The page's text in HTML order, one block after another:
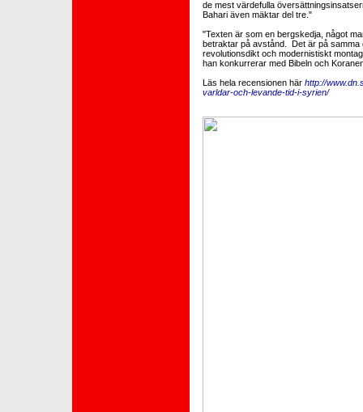
de mest värdefulla
Bahari även mäktar del tre."
"Texten är som en bergskedja, något
betraktar på avstånd. Det är på
revolutionsdikt och modernistiskt
han konkurrerar med Bibeln och
Läs hela recensionen härhttp://
varldar-och-levande-tid-i-syrien/